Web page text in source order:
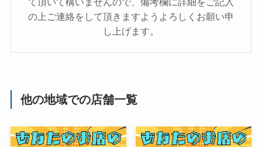
の上ご連絡をして頂きますようよろしくお願い申
し上げます。
他の地域での店舗一覧